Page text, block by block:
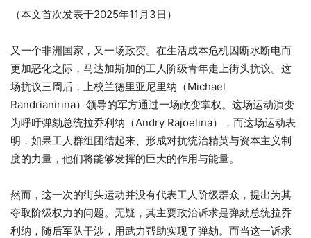
（本文首次发表于2025年11月3日）
又一个非洲国家，又一场政变。在生活成本危机因断水断电而
更加恶化之际，马达加斯加的工人阶级青年走上街头抗议。这
场抗议三周后，上校兰德里亚尼里纳（Michael
Randrianirina）领导的军方通过一场政变掌权。这场运动演变
为呼吁弹劾总统拉乔利纳（Andry Rajoelina），而这场运动表
明，如果工人群组团结起来、形成对抗统治精英与资本主义制
度的力量，他们将能够发挥的巨大的作用与能量。
然而，这一次的街头运动并没有代表工人阶级群众，提出为其
夺取阶级权力的问题。无疑，其主要政治诉求是弹劾总统拉乔
利纳，随后军队干涉，用武力帮助实现了弹劾。而当这一诉求